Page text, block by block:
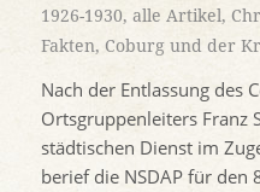
1926-1930, alle Artikel,
Fakten, Coburg und der
Nach der Entlassung des
Ortsgruppenleiters Franz
städtischen Dienst im
berief die NSDAP für den